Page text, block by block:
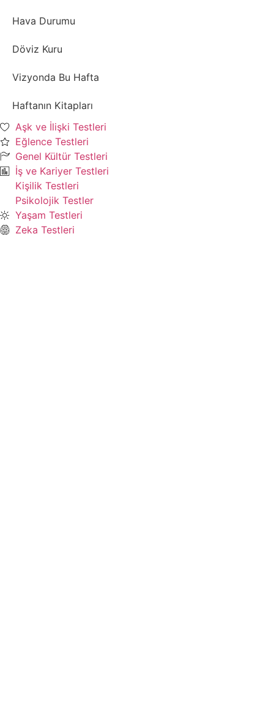
Hava Durumu
Döviz Kuru
Vizyonda Bu Hafta
Haftanın Kitapları
Aşk ve İlişki Testleri
Eğlence Testleri
Genel Kültür Testleri
İş ve Kariyer Testleri
Kişilik Testleri
Psikolojik Testler
Yaşam Testleri
Zeka Testleri